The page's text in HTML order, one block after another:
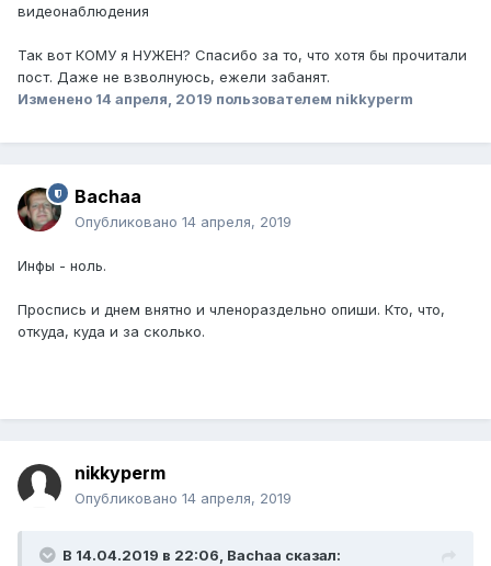
видеонаблюдения
Так вот КОМУ я НУЖЕН? Спасибо за то, что хотя бы прочитали
пост. Даже не взволнуюсь, ежели забанят.
Изменено 14 апреля, 2019 пользователем nikkyperm
Bachaa
Опубликовано 14 апреля, 2019
Инфы - ноль.
Проспись и днем внятно и членораздельно опиши. Кто, что,
откуда, куда и за сколько.
nikkyperm
Опубликовано 14 апреля, 2019
В 14.04.2019 в 22:06, Bachaa сказал: